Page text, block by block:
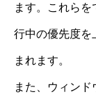
ます。これら
行中の優先度を
まれます。
また、ウィン